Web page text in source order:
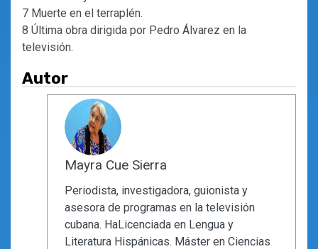
7 Muerte en el terraplén.
8 Última obra dirigida por Pedro Álvarez en la
televisión.
Autor
Mayra Cue Sierra
Periodista, investigadora, guionista y
asesora de programas en la televisión
cubana. HaLicenciada en Lengua y
Literatura Hispánicas. Máster en Ciencias